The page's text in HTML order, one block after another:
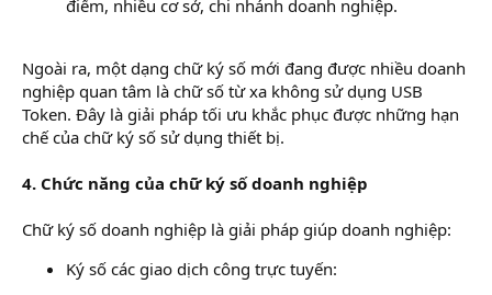
điểm, nhiều cơ sở, chi nhánh doanh nghiệp.
Ngoài ra, một dạng chữ ký số mới đang được nhiều doanh
nghiệp quan tâm là chữ số từ xa không sử dụng USB
Token. Đây là giải pháp tối ưu khắc phục được những hạn
chế của chữ ký số sử dụng thiết bị.
4. Chức năng của chữ ký số doanh nghiệp
Chữ ký số doanh nghiệp là giải pháp giúp doanh nghiệp:
Ký số các giao dịch công trực tuyến: